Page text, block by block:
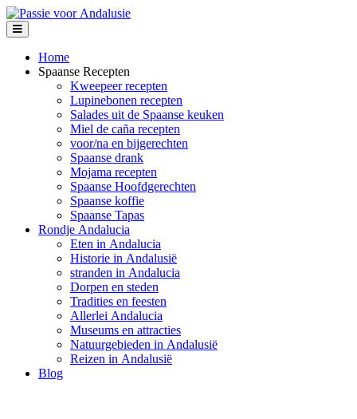
Home
Spaanse Recepten
Kweepeer recepten
Lupinebonen recepten
Salades uit de Spaanse keuken
Miel de caña recepten
voor/na en bijgerechten
Spaanse drank
Mojama recepten
Spaanse Hoofdgerechten
Spaanse koffie
Spaanse Tapas
Rondje Andalucia
Eten in Andalucia
Historie in Andalusië
stranden in Andalucia
Dorpen en steden
Tradities en feesten
Allerlei Andalucia
Museums en attracties
Natuurgebieden in Andalusië
Reizen in Andalusië
Blog